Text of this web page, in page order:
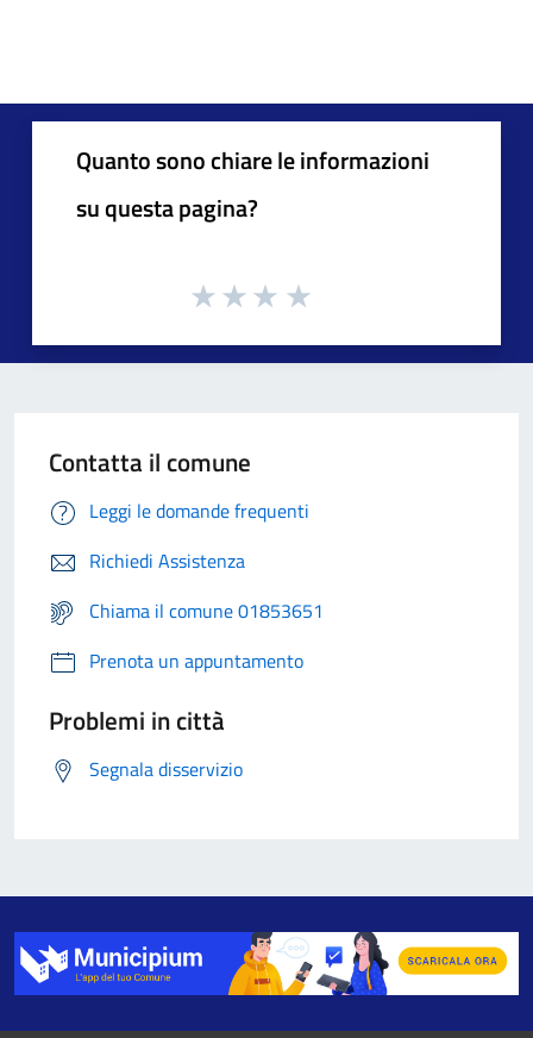
Quanto sono chiare le informazioni
su questa pagina?
Contatta il comune
Leggi le domande frequenti
Richiedi Assistenza
Chiama il comune 01853651
Prenota un appuntamento
Problemi in città
Segnala disservizio